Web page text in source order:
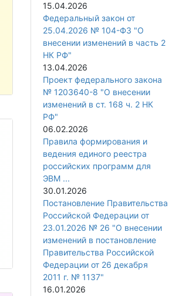
15.04.2026
Федеральный закон от
25.04.2026 № 104-ФЗ "О
внесении изменений в часть 2
НК РФ"
13.04.2026
Проект федерального закона
№ 1203640-8 "О внесении
изменений в ст. 168 ч. 2 НК
РФ"
06.02.2026
Правила формирования и
ведения единого реестра
российских программ для
ЭВМ ...
30.01.2026
Постановление Правительства
Российской Федерации от
23.01.2026 № 26 "О внесении
изменений в постановление
Правительства Российской
Федерации от 26 декабря
2011 г. № 1137"
16.01.2026